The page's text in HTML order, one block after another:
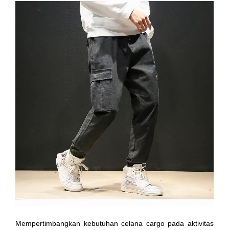
Mempertimbangkan kebutuhan celana cargo pada aktivitas